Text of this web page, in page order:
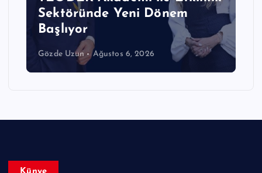
Küresel Turizmden Öne Çıkan
Gelişmeler
Editör Ağustos 6, 2026